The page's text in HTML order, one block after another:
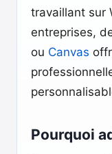
travaillant sur
entreprises,
ou Canvas
Pourquoi